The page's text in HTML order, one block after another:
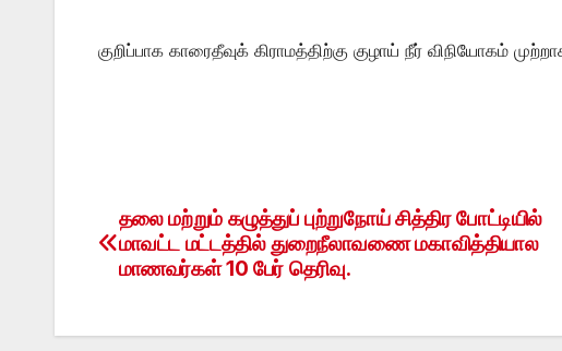
குறிப்பாக காரைதீவுக் கிராமத்திற்கு குழாய் நீர் விநியோகம்
Post
navigation
தலை மற்றும் கழுத்துப் புற்றுநோய் சித்திர போட்டியில்
மாவட்ட மட்டத்தில் துறைநீலாவணை மகாவித்தியால
மாணவர்கள் 10 பேர் தெரிவு.